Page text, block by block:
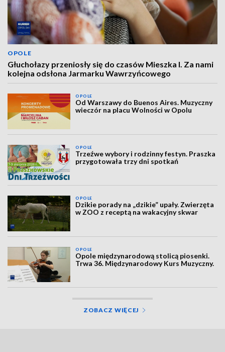
OPOLE
Głuchołazy przeniosły się do czasów Mieszka I. Za nami
kolejna odsłona Jarmarku Wawrzyńcowego
OPOLE
Od Warszawy do Buenos Aires. Muzyczny
wieczór na placu Wolności w Opolu
OPOLE
Trzeźwe wybory i rodzinny festyn. Praszka
przygotowała trzy dni spotkań
OPOLE
Dzikie porady na „dzikie” upały. Zwierzęta
w ZOO z receptą na wakacyjny skwar
OPOLE
Opole międzynarodową stolicą piosenki.
Trwa 36. Międzynarodowy Kurs Muzyczny.
ZOBACZ WIĘCEJ